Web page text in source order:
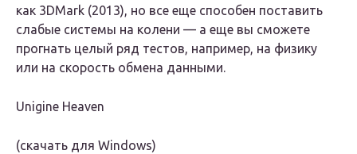
как 3DMark (2013), но все еще способен поставить
слабые системы на колени — а еще вы сможете
прогнать целый ряд тестов, например, на физику
или на скорость обмена данными.
Unigine Heaven
(скачать для Windows)